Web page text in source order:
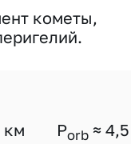
кометы,
км Porb ≈ 4,5